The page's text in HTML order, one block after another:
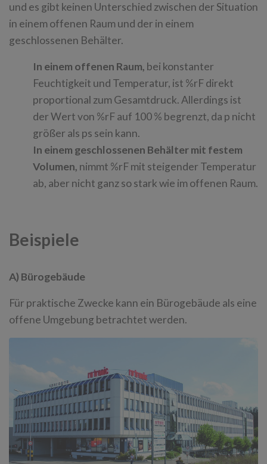
und es gibt keinen Unterschied zwischen der Situation
in einem offenen Raum und der in einem
geschlossenen Behälter.
In einem offenen Raum, bei konstanter
Feuchtigkeit und Temperatur, ist %rF direkt
proportional zum Gesamtdruck. Allerdings ist
der Wert von %rF auf 100 % begrenzt, da p nicht
größer als ps sein kann.
In einem geschlossenen Behälter mit festem
Volumen, nimmt %rF mit steigender Temperatur
ab, aber nicht ganz so stark wie im offenen Raum.
Beispiele
A) Bürogebäude
Für praktische Zwecke kann ein Bürogebäude als eine
offene Umgebung betrachtet werden.